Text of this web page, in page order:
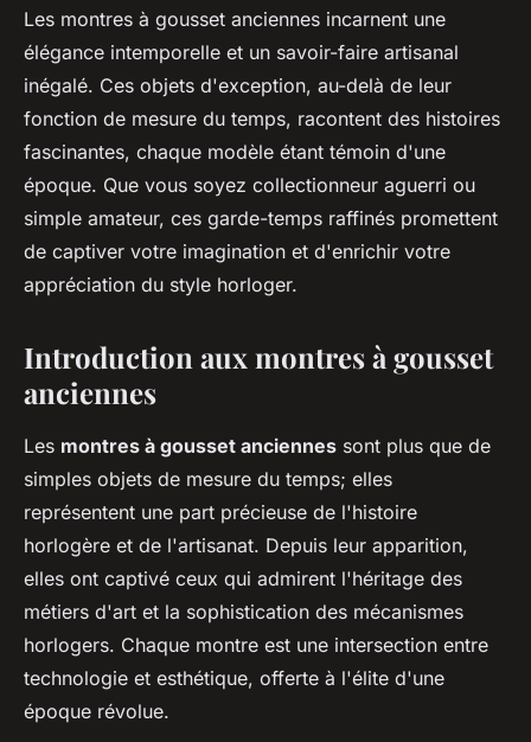
Découvrez l'élégance des
montres à gousset anciennes
Milo•27 novembre 2024• 5 min de lecture
Les montres à gousset anciennes incarnent une
élégance intemporelle et un savoir-faire artisanal
inégalé. Ces objets d'exception, au-delà de leur
fonction de mesure du temps, racontent des histoires
fascinantes, chaque modèle étant témoin d'une
époque. Que vous soyez collectionneur aguerri ou
simple amateur, ces garde-temps raffinés promettent
de captiver votre imagination et d'enrichir votre
appréciation du style horloger.
Introduction aux montres à gousset
anciennes
Les montres à gousset anciennes sont plus que de
simples objets de mesure du temps; elles
représentent une part précieuse de l'histoire
horlogère et de l'artisanat. Depuis leur apparition,
elles ont captivé ceux qui admirent l'héritage des
métiers d'art et la sophistication des mécanismes
horlogers. Chaque montre est une intersection entre
technologie et esthétique, offerte à l'élite d'une
époque révolue.